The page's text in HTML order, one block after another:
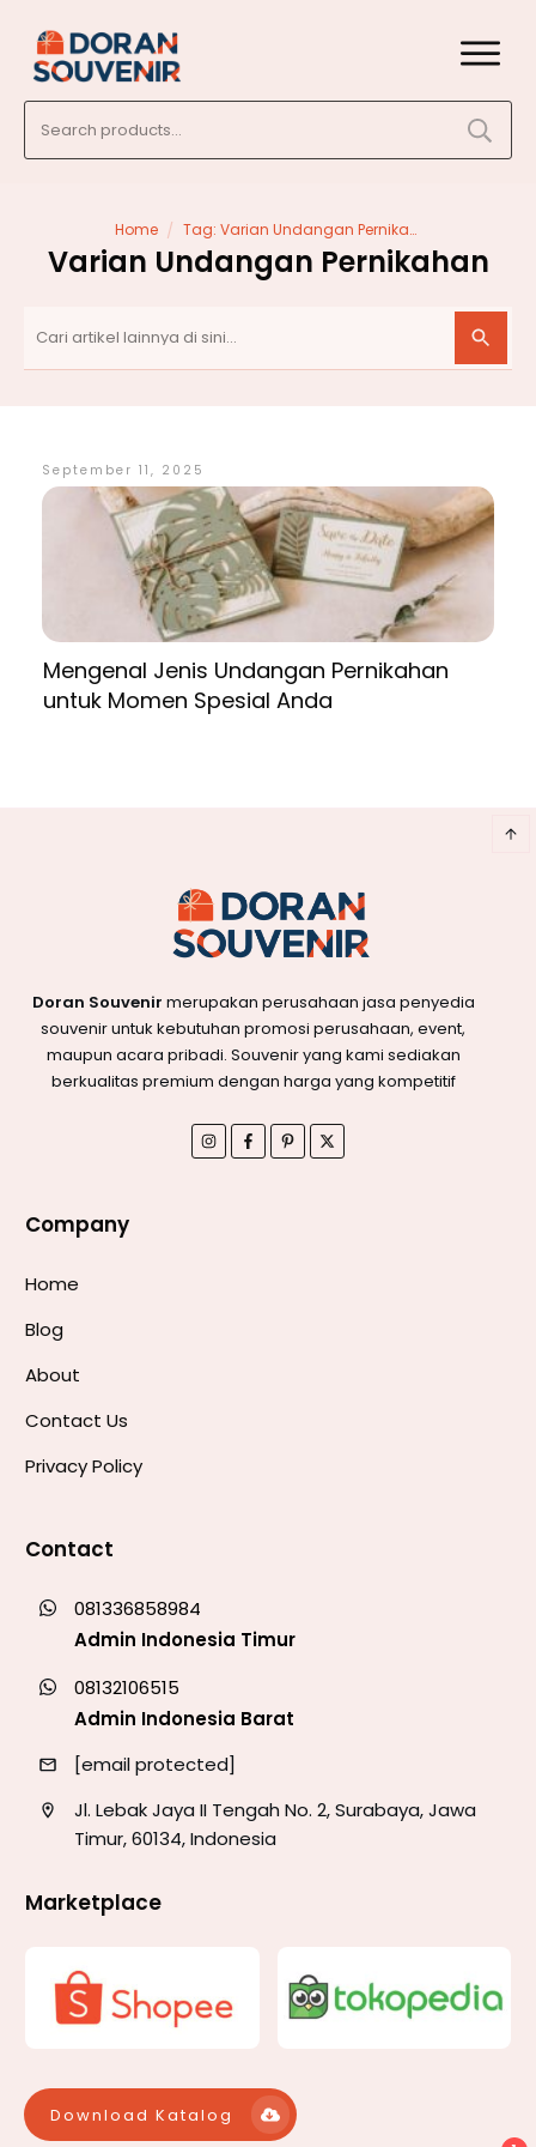
for:
Home / Tag: Varian Undangan Pernikahan
Varian Undangan Pernikahan
September 11, 2025
Mengenal Jenis Undangan Pernikahan
untuk Momen Spesial Anda
Doran Souvenir merupakan perusahaan jasa penyedia
souvenir untuk kebutuhan promosi perusahaan, event,
maupun acara pribadi. Souvenir yang kami sediakan
berkualitas premium dengan harga yang kompetitif
Company
Home
Blog
About
Contact Us
Privacy Policy
Contact
081336858984
Admin Indonesia Timur
08132106515
Admin Indonesia Barat
[email protected]
Jl. Lebak Jaya II Tengah No. 2, Surabaya, Jawa
Timur, 60134, Indonesia
Marketplace
Download Katalog